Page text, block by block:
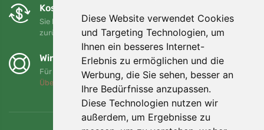
Diese Website verwendet Cookies
und Targeting Technologien, um
Ihnen ein besseres Internet-
Erlebnis zu ermöglichen und die
Werbung, die Sie sehen, besser an
Ihre Bedürfnisse anzupassen.
Diese Technologien nutzen wir
außerdem, um Ergebnisse zu
Kostenloser Umtausch und Rückgabe
Sie können Ihre Bestellung jederzeit innerhalb von 90 Tagen
zurückgeben oder umtauschen.
Wir unterstützen Trees.org
Für jede Bestellung pflanzen wir einen Baum! Mehr lesen
Über uns